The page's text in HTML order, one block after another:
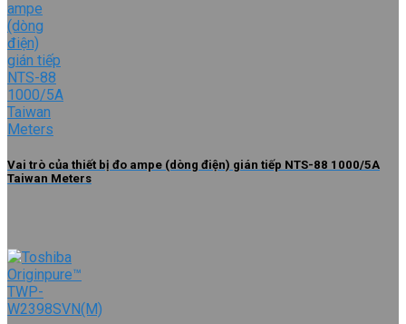
Vai trò của thiết bị đo ampe (dòng điện) gián tiếp NTS-88 1000/5A
Taiwan Meters